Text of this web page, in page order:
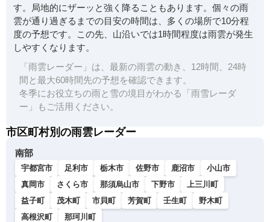
す。局地的にザーッと強く降ることもあります。個々の雨
雲が通り過ぎるまでの目安の時間は、多くの場所で10分程
度の予想です。この先、山沿いでは1時間程度は雨雲が発生
しやすくなります。
「雨雲レーダー」は、最新の雨雲の動き、12時間、24時
間と最大60時間先の予想を確認できます。
冬季にお役立ちの雨と雪の境目がわかる「雨雪レーダ
ー」もご活用ください。
市区町村別の雨雲レーダー
南部
宇都宮市 足利市 栃木市 佐野市 鹿沼市
小山市
真岡市
さくら市 那須烏山市 下野市
上三川町
益子町
茂木町 市貝町 芳賀町 壬生町
野木町
高根沢町
那珂川町